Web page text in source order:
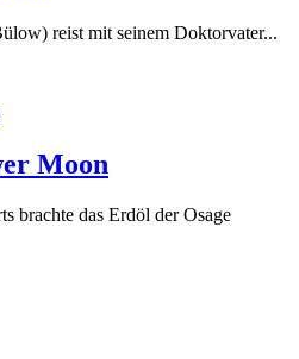
reist mit seinem Doktorvater...
Moon
brachte das Erdöl der Osage